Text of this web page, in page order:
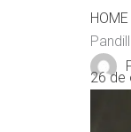
HOME
26 de